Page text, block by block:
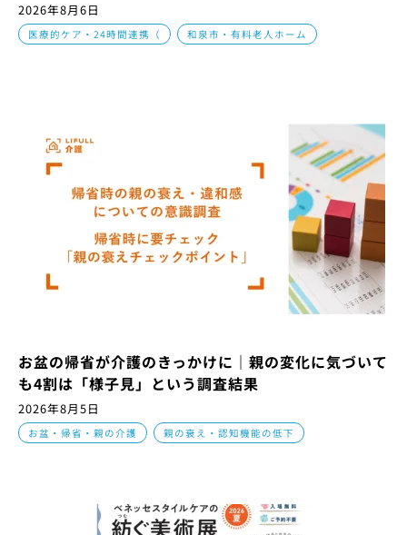
2026年8月6日
医療的ケア・24時間連携（ , 和泉市・有料老人ホーム
お盆の帰省が介護のきっかけに｜親の変化に気づいて
も4割は「様子見」という調査結果
2026年8月5日
お盆・帰省・親の介護 , 親の衰え・認知機能の低下